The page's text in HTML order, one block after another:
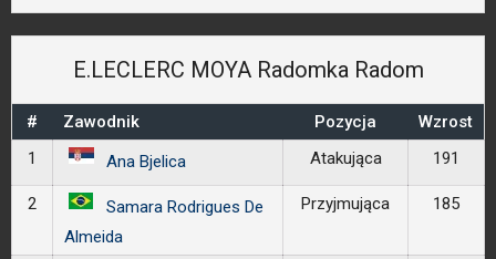
E.LECLERC MOYA Radomka Radom
# Zawodnik Pozycja
Wzrost
1
Ana Bjelica Atakująca 191
2
Samara Rodrigues De
Almeida
Przyjmująca 185